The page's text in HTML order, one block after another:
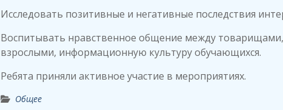
Исследовать позитивные и негативные последствия
Воспитывать нравственное общение между товарищами,
взрослыми, информационную культуру обучающихся.
Ребята приняли активное участие в мероприятиях.
Общее